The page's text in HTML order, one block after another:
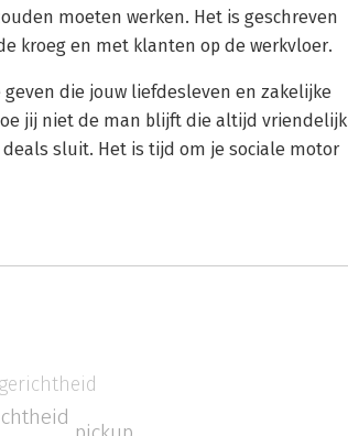
moeten werken. Het is geschreven
kroeg en met klanten op de werkvloer.
die jouw liefdesleven en zakelijke
jij niet de man blijft die altijd vriendelijk
sluit. Het is tijd om je sociale motor